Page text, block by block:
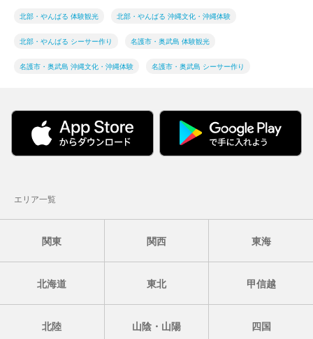
北部・やんばる 体験観光 北部・やんばる 沖縄文化・沖縄体験
北部・やんばる シーサー作り 名護市・奥武島 体験観光
名護市・奥武島 沖縄文化・沖縄体験 名護市・奥武島 シーサー作り
エリア一覧
関東 関西 東海
北海道 東北 甲信越
北陸 山陰・山陽 四国